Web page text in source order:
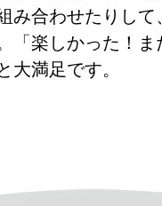
み合わせたりして
「楽しかった！ま
大満足です。